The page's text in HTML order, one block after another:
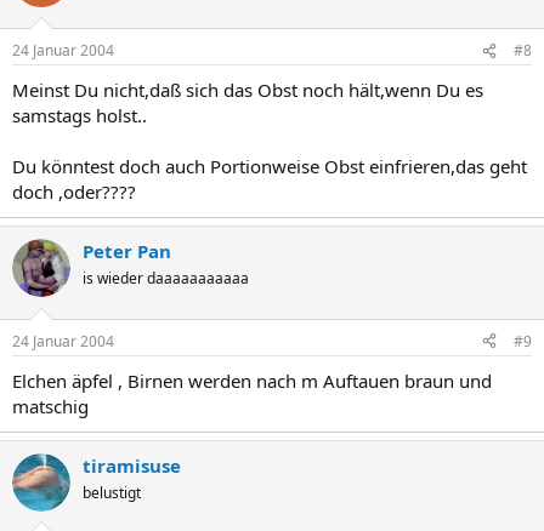
24 Januar 2004 #8
Meinst Du nicht,daß sich das Obst noch hält,wenn Du es
samstags holst..
Du könntest doch auch Portionweise Obst einfrieren,das geht
doch ,oder????
Peter Pan
is wieder daaaaaaaaaaa
24 Januar 2004 #9
Elchen äpfel , Birnen werden nach m Auftauen braun und
matschig
tiramisuse
belustigt